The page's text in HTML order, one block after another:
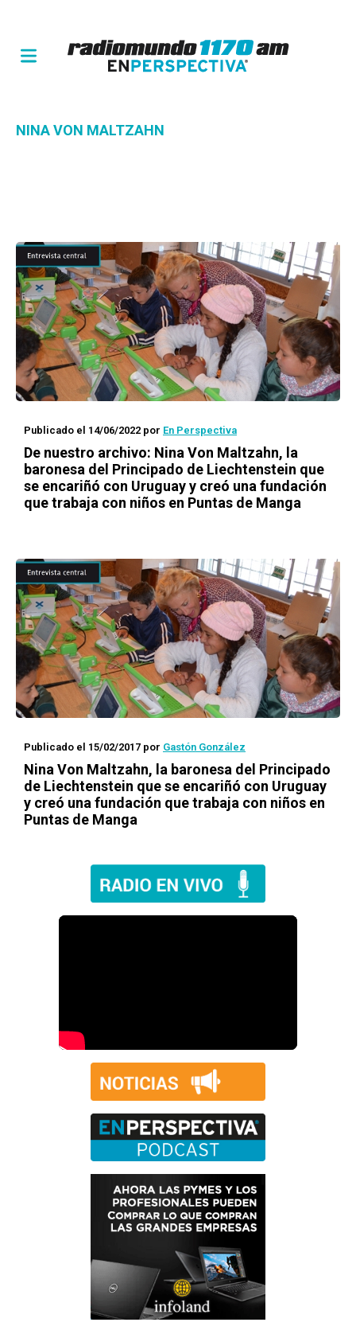
NINA VON MALTZAHN
Publicado el 14/06/2022 por En Perspectiva
De nuestro archivo: Nina Von Maltzahn, la
baronesa del Principado de Liechtenstein que
se encariñó con Uruguay y creó una fundación
que trabaja con niños en Puntas de Manga
Publicado el 15/02/2017 por Gastón González
Nina Von Maltzahn, la baronesa del Principado
de Liechtenstein que se encariñó con Uruguay
y creó una fundación que trabaja con niños en
Puntas de Manga